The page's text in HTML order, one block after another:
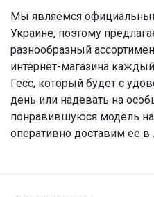
Мы являемся
Украине, поэтому
разнообразный
интернет-магазина
Гесс, который будет с
день или надевать на
понравившуюся модель
оперативно доставим ее